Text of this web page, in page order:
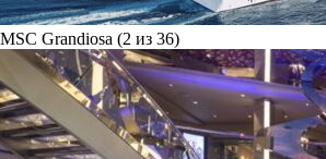
MSC Grandiosa (2 из 36)